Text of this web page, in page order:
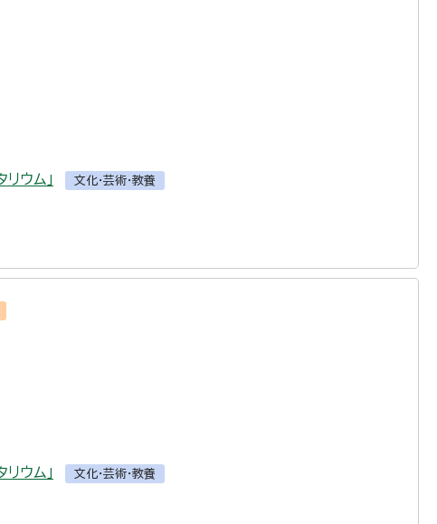
ウム」 文化・芸術・教養
ウム」 文化・芸術・教養